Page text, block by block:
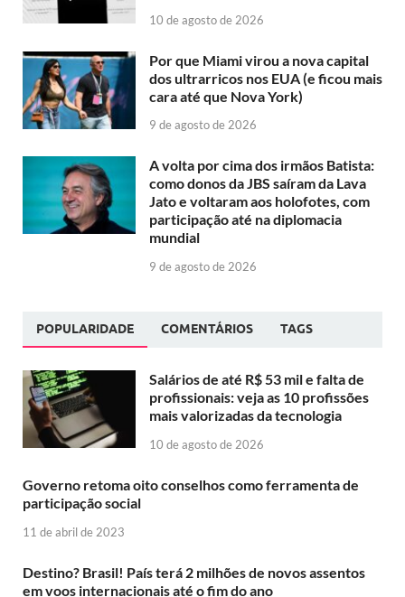
10 de agosto de 2026
Por que Miami virou a nova capital
dos ultrarricos nos EUA (e ficou mais
cara até que Nova York)
9 de agosto de 2026
A volta por cima dos irmãos Batista:
como donos da JBS saíram da Lava
Jato e voltaram aos holofotes, com
participação até na diplomacia
mundial
9 de agosto de 2026
POPULARIDADE COMENTÁRIOS TAGS
Salários de até R$ 53 mil e falta de
profissionais: veja as 10 profissões
mais valorizadas da tecnologia
10 de agosto de 2026
Governo retoma oito conselhos como ferramenta de
participação social
11 de abril de 2023
Destino? Brasil! País terá 2 milhões de novos assentos
em voos internacionais até o fim do ano